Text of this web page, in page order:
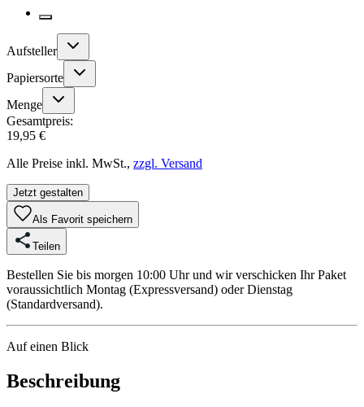
Aufsteller
Papiersorte
Menge
Gesamtpreis:
19,95 €
Alle Preise inkl. MwSt., zzgl. Versand
Jetzt gestalten
Als Favorit speichern
Teilen
Bestellen Sie bis morgen 10:00 Uhr und wir verschicken Ihr Paket
voraussichtlich Montag (Expressversand) oder Dienstag
(Standardversand).
Auf einen Blick
Beschreibung